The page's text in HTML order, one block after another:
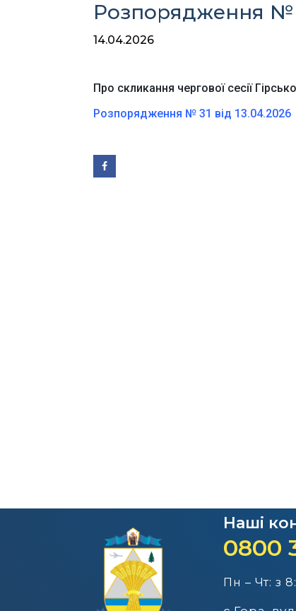
Розпорядження №
14.04.2026
Про скликання чергової сесії
Розпорядження № 31 від 13.04.2026
Наші
0800
Пн – Чт: з